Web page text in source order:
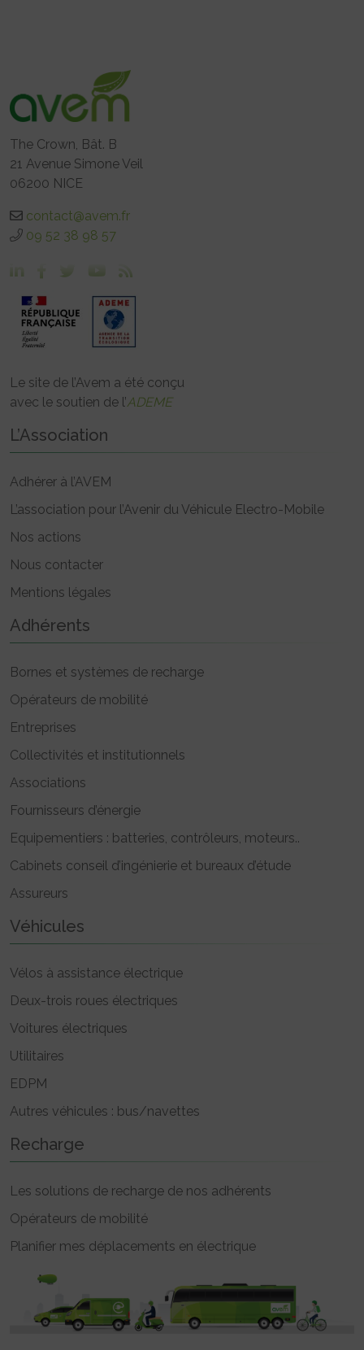
The Crown, Bât. B
21 Avenue Simone Veil
06200 NICE
contact@avem.fr
09 52 38 98 57
Le site de l’Avem a été conçu
avec le soutien de l’ADEME
L’Association
Adhérer à l’AVEM
L’association pour l’Avenir du Véhicule Electro-Mobile
Nos actions
Nous contacter
Mentions légales
Adhérents
Bornes et systèmes de recharge
Opérateurs de mobilité
Entreprises
Collectivités et institutionnels
Associations
Fournisseurs d’énergie
Equipementiers : batteries, contrôleurs, moteurs..
Cabinets conseil d’ingénierie et bureaux d’étude
Assureurs
Véhicules
Vélos à assistance électrique
Deux-trois roues électriques
Voitures électriques
Utilitaires
EDPM
Autres véhicules : bus/navettes
Recharge
Les solutions de recharge de nos adhérents
Opérateurs de mobilité
Planifier mes déplacements en électrique